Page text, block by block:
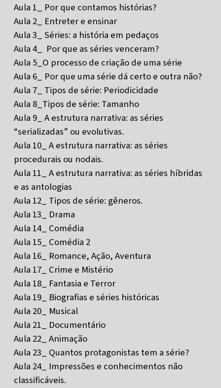
Aula 1_ Por que contamos histórias?
Aula 2_ Entreter e ensinar
Aula 3_ Séries: a história em pedaços
Aula 4_ Por que as séries venceram?
Aula 5_O processo de criação de uma série
Aula 6_ Por que uma série dá certo e outra não?
Aula 7_ Tipos de série: Periodicidade
Aula 8_Tipos de série: Tamanho
Aula 9_ A estrutura narrativa: as séries
“serializadas” ou evolutivas.
Aula 10_ A estrutura narrativa: as séries
procedurais ou nodais.
Aula 11_ A estrutura narrativa: as séries híbridas
e as antologias
Aula 12_ Tipos de série: gêneros.
Aula 13_ Drama
Aula 14_ Comédia
Aula 15_ Comédia 2
Aula 16_ Romance, Ação, Aventura
Aula 17_ Crime e Mistério
Aula 18_ Fantasia e Terror
Aula 19_ Biografias e séries históricas
Aula 20_ Musical
Aula 21_ Documentário
Aula 22_ Animação
Aula 23_ Quantos protagonistas tem a série?
Aula 24_ Impressões e conhecimentos não
classificáveis.